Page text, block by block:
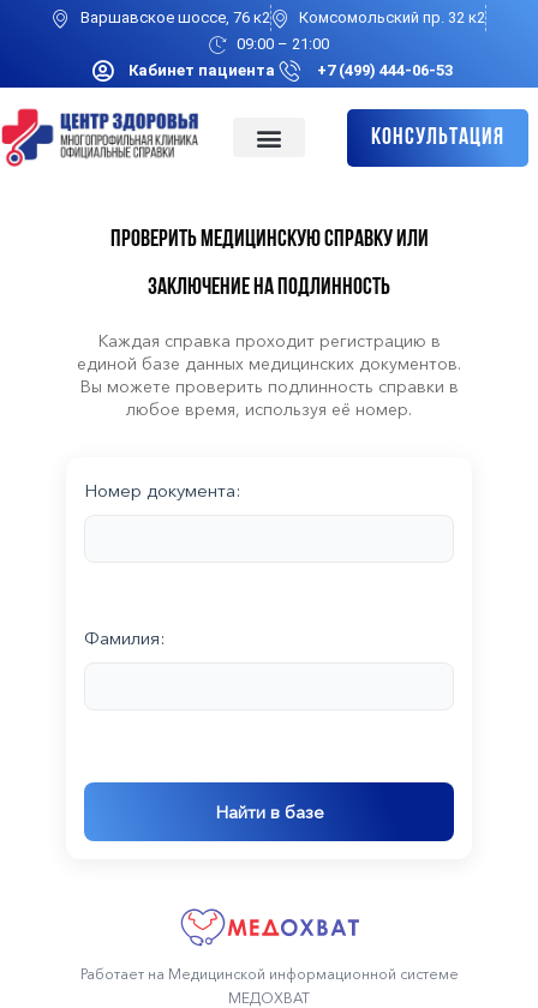
Варшавское шоссе, 76 к2
Комсомольский пр. 32 к2
09:00 – 21:00
Кабинет пациента
+7 (499) 444-06-53
Консультация
Проверить медицинскую справку или
заключение на подлинность
Каждая справка проходит регистрацию в
единой базе данных медицинских документов.
Вы можете проверить подлинность справки в
любое время, используя её номер.
Номер документа:
Фамилия:
Найти в базе
Работает на Медицинской информационной системе
МЕДОХВАТ